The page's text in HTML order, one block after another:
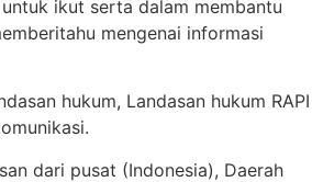
ikut serta dalam membantu
mengenai informasi
hukum, Landasan hukum RAPI
dari pusat (Indonesia), Daerah